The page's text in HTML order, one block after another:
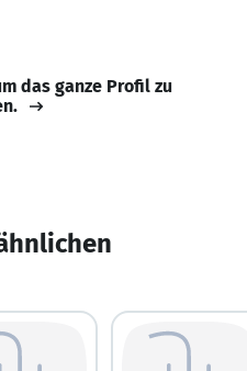
das ganze Profil zu